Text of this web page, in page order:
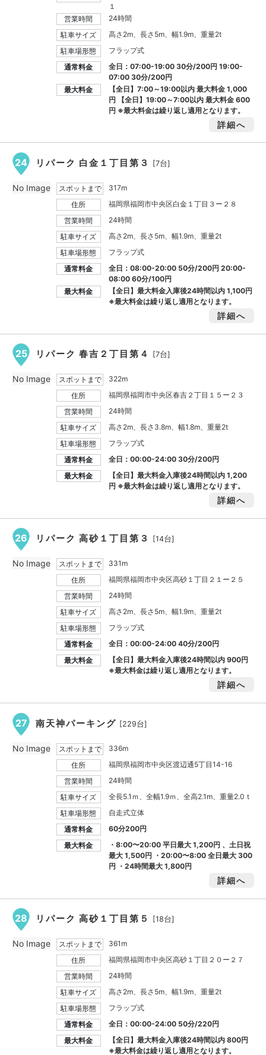
１
営業時間
24時間
駐車サイズ
高さ2m、長さ5m、幅1.9m、重量2t
駐車場形態
フラップ式
通常料金
全日：07:00-19:00 30分/200円 19:00-
07:00 30分/200円
最大料金
【全日】7:00～19:00以内 最大料金1,000
円
【全日】19:00～7:00以内 最大料金600
円 ※最大料金は繰り返し適用となります。
詳細へ
24 リパーク 白金１丁目第３ [7台]
スポットまで
317m
住所
福岡県福岡市中央区白金１丁目３ー２８
営業時間
24時間
駐車サイズ
高さ2m、長さ5m、幅1.9m、重量2t
駐車場形態
フラップ式
通常料金
全日：08:00-20:00 50分/200円 20:00-
08:00 60分/100円
最大料金
【全日】最大料金入庫後24時間以内1,100円
※最大料金は繰り返し適用となります。
詳細へ
No Image
25 リパーク 春吉２丁目第４ [7台]
スポットまで
322m
住所
福岡県福岡市中央区春吉２丁目１５ー２３
営業時間
24時間
駐車サイズ
高さ2m、長さ3.8m、幅1.8m、重量2t
駐車場形態
フラップ式
通常料金
全日：00:00-24:00 30分/200円
最大料金
【全日】最大料金入庫後24時間以内1,200
円 ※最大料金は繰り返し適用となります。
詳細へ
No Image
26 リパーク 高砂１丁目第３ [14台]
スポットまで
331m
住所
福岡県福岡市中央区高砂１丁目２１ー２５
営業時間
24時間
駐車サイズ
高さ2m、長さ5m、幅1.9m、重量2t
駐車場形態
フラップ式
通常料金
全日：00:00-24:00 40分/200円
最大料金
【全日】最大料金入庫後24時間以内900円
※最大料金は繰り返し適用となります。
詳細へ
No Image
27 南天神パーキング [229台]
スポットまで
336m
住所
福岡県福岡市中央区渡辺通5丁目14-16
営業時間
24時間
駐車サイズ
全長5.1ｍ、全幅1.9ｍ、全高2.1m、重量2.0ｔ
駐車場形態
自走式立体
通常料金
60分200円
最大料金
・8:00〜20:00 平日最大1,200円 、土日祝
最大1,500円 ・20:00〜8:00 全日最大300
円 ・24時間最大1,800円
詳細へ
No Image
28 リパーク 高砂１丁目第５ [18台]
スポットまで
361m
住所
福岡県福岡市中央区高砂１丁目２０ー２７
営業時間
24時間
駐車サイズ
高さ2m、長さ5m、幅1.9m、重量2t
駐車場形態
フラップ式
通常料金
全日：00:00-24:00 50分/220円
最大料金
【全日】最大料金入庫後24時間以内800円
※最大料金は繰り返し適用となります。
No Image